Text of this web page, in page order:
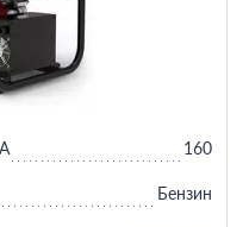
160
Бензин